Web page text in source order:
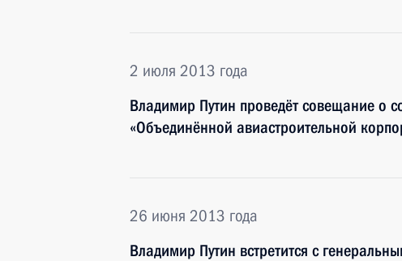
2 июля 2013 года
Владимир Путин проведёт совещание о
«Объединённой авиастроительной
26 июня 2013 года
Владимир Путин встретится с